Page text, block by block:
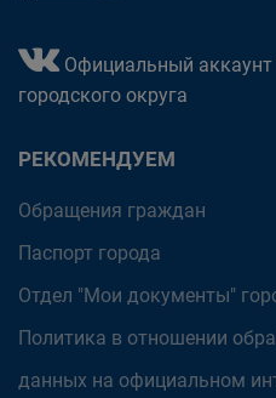
Официальный аккаунт
городского округа
РЕКОМЕНДУЕМ
Обращения граждан
Паспорт города
Отдел "Мои документы"
Политика в отношении
данных на официальном